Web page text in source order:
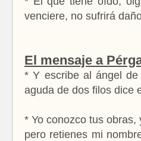
venciere, no sufrirá
El mensaje a
* Y escribe al ángel
aguda de dos filos dice
* Yo conozco tus
pero retienes mi